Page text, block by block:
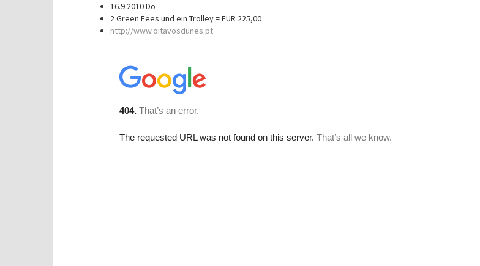
16.9.2010 Do
2 Green Fees und ein Trolley = EUR 225,00
http://www.oitavosdunes.pt